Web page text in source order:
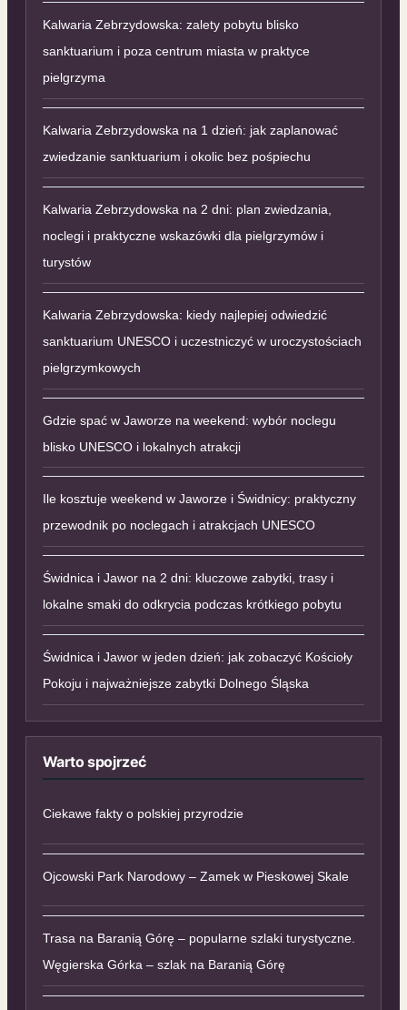
Kalwaria Zebrzydowska: zalety pobytu blisko
sanktuarium i poza centrum miasta w praktyce
pielgrzyma
Kalwaria Zebrzydowska na 1 dzień: jak zaplanować
zwiedzanie sanktuarium i okolic bez pośpiechu
Kalwaria Zebrzydowska na 2 dni: plan zwiedzania,
noclegi i praktyczne wskazówki dla pielgrzymów i
turystów
Kalwaria Zebrzydowska: kiedy najlepiej odwiedzić
sanktuarium UNESCO i uczestniczyć w uroczystościach
pielgrzymkowych
Gdzie spać w Jaworze na weekend: wybór noclegu
blisko UNESCO i lokalnych atrakcji
Ile kosztuje weekend w Jaworze i Świdnicy: praktyczny
przewodnik po noclegach i atrakcjach UNESCO
Świdnica i Jawor na 2 dni: kluczowe zabytki, trasy i
lokalne smaki do odkrycia podczas krótkiego pobytu
Świdnica i Jawor w jeden dzień: jak zobaczyć Kościoły
Pokoju i najważniejsze zabytki Dolnego Śląska
Warto spojrzeć
Ciekawe fakty o polskiej przyrodzie
Ojcowski Park Narodowy – Zamek w Pieskowej Skale
Trasa na Baranią Górę – popularne szlaki turystyczne.
Węgierska Górka – szlak na Baranią Górę